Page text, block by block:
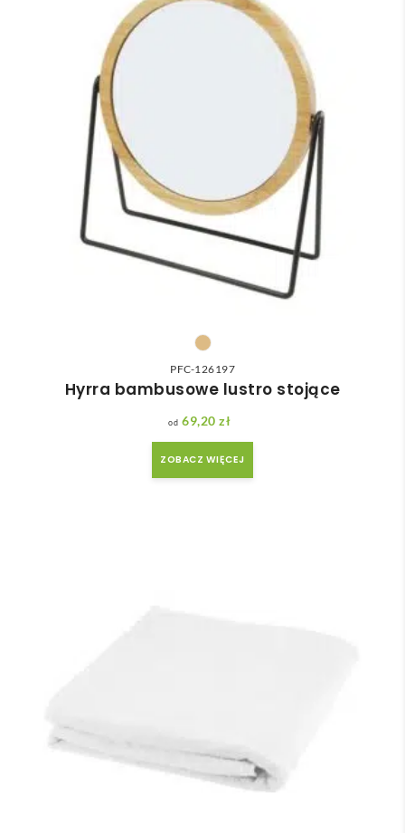
PFC-126197
Hyrra bambusowe lustro stojące
69,20zł
ZOBACZ WIĘCEJ